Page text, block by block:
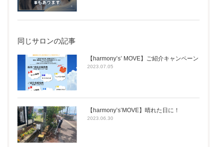
同じサロンの記事
【harmony’s’ MOVE】ご紹介キャンペーン
2023.07.05
【harmony’s’MOVE】晴れた日に！
2023.06.30